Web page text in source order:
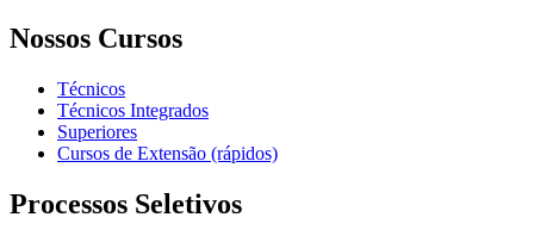
Nossos Cursos
Técnicos
Técnicos Integrados
Superiores
Cursos de Extensão (rápidos)
Processos Seletivos